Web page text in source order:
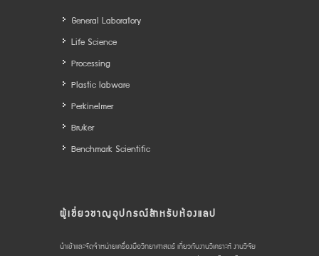
General Laboratory
Life Science
Processing
Plastic labware
Perkinelmer
Bruker
Benchmark Scientific
ผู้เชี่ยวชาญอุปกรณ์สำหรับห้องแลป
นำเข้าและจัดจำหน่ายเครื่องมือวิทยาศาสตร์ เกี่ยวกับงานวิเคราะห์ งานวิจัย